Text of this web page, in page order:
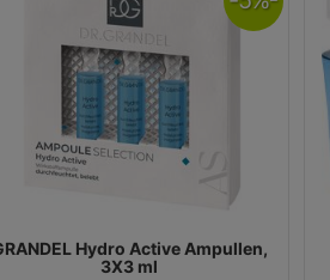
Hydro Active Ampullen,
3X3 ml